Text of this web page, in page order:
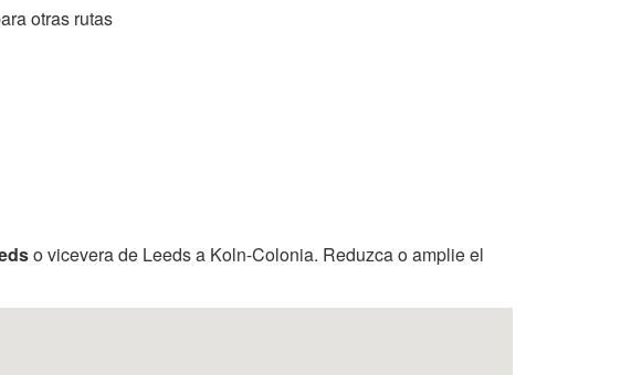
otras rutas
o vicevera de Leeds a Koln-Colonia. Reduzca o amplie el